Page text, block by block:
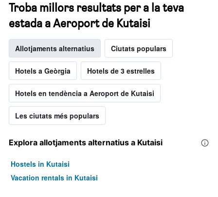
Troba millors resultats per a la teva
estada a Aeroport de Kutaisi
Allotjaments alternatius Ciutats populars
Hotels a Geòrgia Hotels de 3 estrelles
Hotels en tendència a Aeroport de Kutaisi
Les ciutats més populars
Explora allotjaments alternatius a Kutaisi
Hostels in Kutaisi
Vacation rentals in Kutaisi